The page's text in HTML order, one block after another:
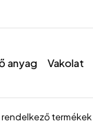
anyag Vakolat
rendelkező termékek